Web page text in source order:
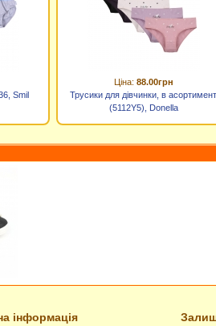
Smil
Ціна: 88.00грн
Трусики для дівчинки, в
(5112Y5), Donella
інформація